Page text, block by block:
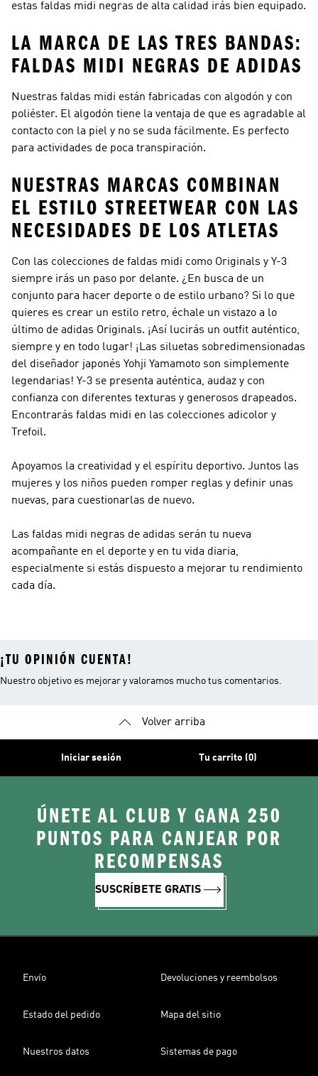
estas faldas midi negras de alta calidad irás bien equipado.
LA MARCA DE LAS TRES BANDAS:
FALDAS MIDI NEGRAS DE ADIDAS
Nuestras faldas midi están fabricadas con algodón y con
poliéster. El algodón tiene la ventaja de que es agradable al
contacto con la piel y no se suda fácilmente. Es perfecto
para actividades de poca transpiración.
NUESTRAS MARCAS COMBINAN
EL ESTILO STREETWEAR CON LAS
NECESIDADES DE LOS ATLETAS
Con las colecciones de faldas midi como Originals y Y-3
siempre irás un paso por delante. ¿En busca de un
conjunto para hacer deporte o de estilo urbano? Si lo que
quieres es crear un estilo retro, échale un vistazo a lo
último de adidas Originals. ¡Así lucirás un outfit auténtico,
siempre y en todo lugar! ¡Las siluetas sobredimensionadas
del diseñador japonés Yohji Yamamoto son simplemente
legendarias! Y-3 se presenta auténtica, audaz y con
confianza con diferentes texturas y generosos drapeados.
Encontrarás faldas midi en las colecciones adicolor y
Trefoil.
Apoyamos la creatividad y el espíritu deportivo. Juntos las
mujeres y los niños pueden romper reglas y definir unas
nuevas, para cuestionarlas de nuevo.
Las faldas midi negras de adidas serán tu nueva
acompañante en el deporte y en tu vida diaria,
especialmente si estás dispuesto a mejorar tu rendimiento
cada día.
¡TU OPINIÓN CUENTA!
Nuestro objetivo es mejorar y valoramos mucho tus comentarios.
Volver arriba
Iniciar sesión Tu carrito (0)
ÚNETE AL CLUB Y GANA 250
PUNTOS PARA CANJEAR POR
RECOMPENSAS
SUSCRÍBETE GRATIS
Envío Devoluciones y reembolsos
Estado del pedido Mapa del sitio
Nuestros datos Sistemas de pago